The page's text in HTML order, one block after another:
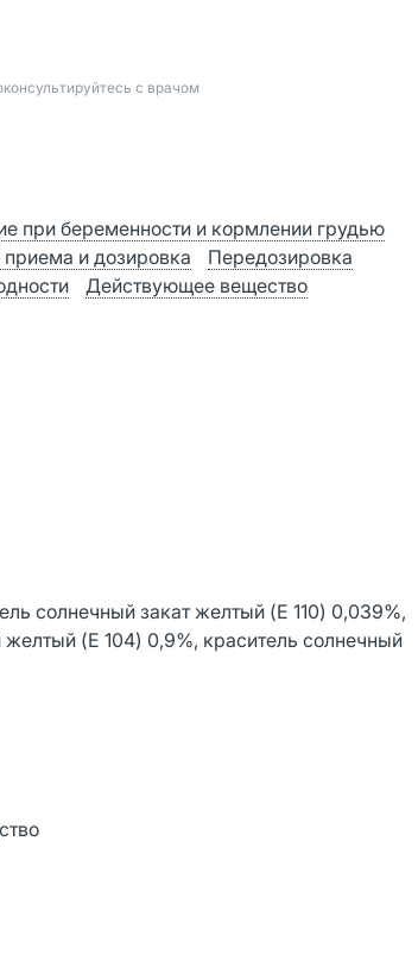
с врачом
при беременности и кормлении грудью
и дозировка
Передозировка
Действующее вещество
солнечный закат желтый (E 110) 0,039%,
(E 104) 0,9%, краситель солнечный